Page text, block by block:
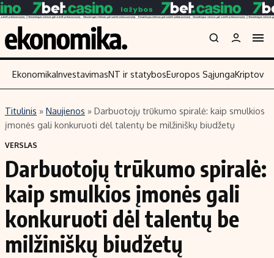
Turinys
Naujienos
Aplinka
Verslas
Energetika
Ekonomika
Politika
Skaitykite
Įmonės
Žemės ūkis
Technologijos
Laisvalaikis
EkonomikaInvestavimasNT ir statybosEuropos Sąjunga
Titulinis » Naujienos » Darbuotojų trūkumo spiralė: kaip smulkios
įmonės gali konkuruoti dėl talentų be milžiniškų biudžetų
VERSLAS
Darbuotojų trūkumo spiralė:
kaip smulkios įmonės gali
konkuruoti dėl talentų be
milžiniškų biudžetų